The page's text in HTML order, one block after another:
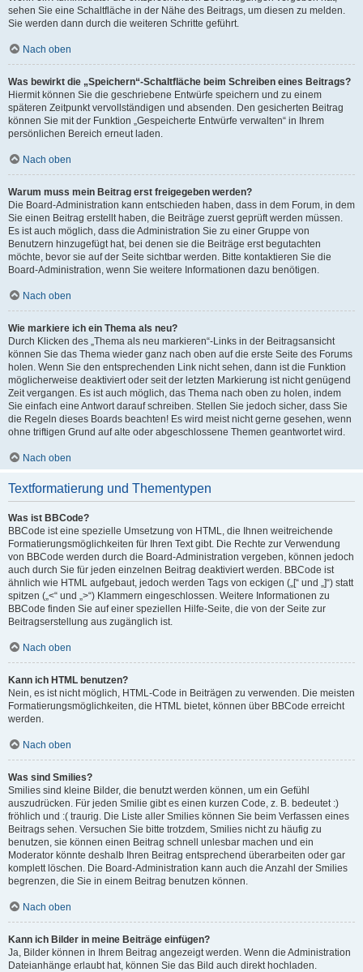
sehen Sie eine Schaltfläche in der Nähe des Beitrags, um diesen zu melden.
Sie werden dann durch die weiteren Schritte geführt.
Nach oben
Was bewirkt die „Speichern“-Schaltfläche beim Schreiben eines Beitrags?
Hiermit können Sie die geschriebene Entwürfe speichern und zu einem
späteren Zeitpunkt vervollständigen und absenden. Den gesicherten Beitrag
können Sie mit der Funktion „Gespeicherte Entwürfe verwalten“ in Ihrem
persönlichen Bereich erneut laden.
Nach oben
Warum muss mein Beitrag erst freigegeben werden?
Die Board-Administration kann entschieden haben, dass in dem Forum, in dem
Sie einen Beitrag erstellt haben, die Beiträge zuerst geprüft werden müssen.
Es ist auch möglich, dass die Administration Sie zu einer Gruppe von
Benutzern hinzugefügt hat, bei denen sie die Beiträge erst begutachten
möchte, bevor sie auf der Seite sichtbar werden. Bitte kontaktieren Sie die
Board-Administration, wenn Sie weitere Informationen dazu benötigen.
Nach oben
Wie markiere ich ein Thema als neu?
Durch Klicken des „Thema als neu markieren“-Links in der Beitragsansicht
können Sie das Thema wieder ganz nach oben auf die erste Seite des Forums
holen. Wenn Sie den entsprechenden Link nicht sehen, dann ist die Funktion
möglicherweise deaktiviert oder seit der letzten Markierung ist nicht genügend
Zeit vergangen. Es ist auch möglich, das Thema nach oben zu holen, indem
Sie einfach eine Antwort darauf schreiben. Stellen Sie jedoch sicher, dass Sie
die Regeln dieses Boards beachten! Es wird meist nicht gerne gesehen, wenn
ohne triftigen Grund auf alte oder abgeschlossene Themen geantwortet wird.
Nach oben
Textformatierung und Thementypen
Was ist BBCode?
BBCode ist eine spezielle Umsetzung von HTML, die Ihnen weitreichende
Formatierungsmöglichkeiten für Ihren Text gibt. Die Rechte zur Verwendung
von BBCode werden durch die Board-Administration vergeben, können jedoch
auch durch Sie für jeden einzelnen Beitrag deaktiviert werden. BBCode ist
ähnlich wie HTML aufgebaut, jedoch werden Tags von eckigen („[“ und „]“) statt
spitzen („<“ und „>“) Klammern eingeschlossen. Weitere Informationen zu
BBCode finden Sie auf einer speziellen Hilfe-Seite, die von der Seite zur
Beitragserstellung aus zugänglich ist.
Nach oben
Kann ich HTML benutzen?
Nein, es ist nicht möglich, HTML-Code in Beiträgen zu verwenden. Die meisten
Formatierungsmöglichkeiten, die HTML bietet, können über BBCode erreicht
werden.
Nach oben
Was sind Smilies?
Smilies sind kleine Bilder, die benutzt werden können, um ein Gefühl
auszudrücken. Für jeden Smilie gibt es einen kurzen Code, z. B. bedeutet :)
fröhlich und :( traurig. Die Liste aller Smilies können Sie beim Verfassen eines
Beitrags sehen. Versuchen Sie bitte trotzdem, Smilies nicht zu häufig zu
benutzen, sie können einen Beitrag schnell unlesbar machen und ein
Moderator könnte deshalb Ihren Beitrag entsprechend überarbeiten oder gar
komplett löschen. Die Board-Administration kann auch die Anzahl der Smilies
begrenzen, die Sie in einem Beitrag benutzen können.
Nach oben
Kann ich Bilder in meine Beiträge einfügen?
Ja, Bilder können in Ihrem Beitrag angezeigt werden. Wenn die Administration
Dateianhänge erlaubt hat, können Sie das Bild auch direkt hochladen.